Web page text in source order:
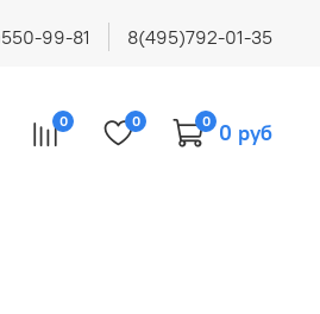
99-81 8(495)792-01-35
0 0 0 0 руб